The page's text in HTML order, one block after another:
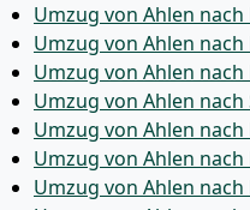
Umzug von Ahlen nach
Umzug von Ahlen nach
Umzug von Ahlen nach
Umzug von Ahlen
Umzug von Ahlen nach
Umzug von Ahlen
Umzug von Ahlen